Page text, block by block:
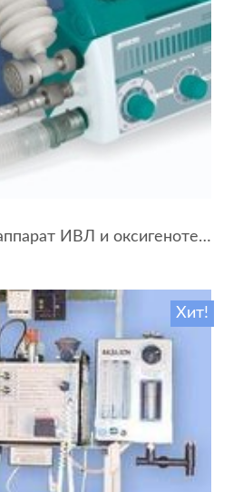
Пневматический аппарат ИВЛ и оксигенотерапии портативный АИВЛп-2/20-«ТМТ»
Хит!